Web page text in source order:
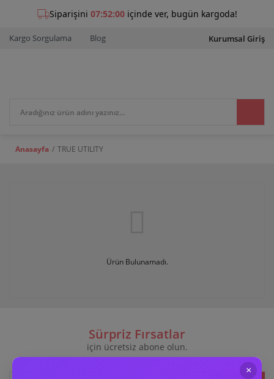
Kargo Sorgulama Blog Kurumsal Giriş
Anasayfa TRUE UTILITY
Ürün Bulunamadı.
Sürpriz Fırsatlar
için ücretsiz abone olun.